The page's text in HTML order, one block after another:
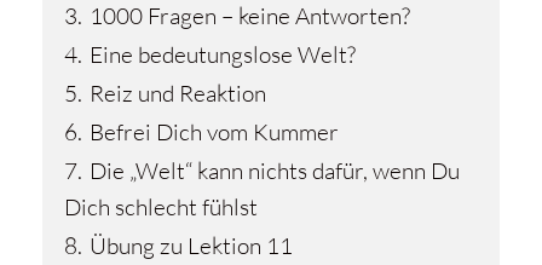
3. 1000 Fragen – keine Antworten?
4. Eine bedeutungslose Welt?
5. Reiz und Reaktion
6. Befrei Dich vom Kummer
7. Die „Welt“ kann nichts dafür, wenn Du
Dich schlecht fühlst
8. Übung zu Lektion 11